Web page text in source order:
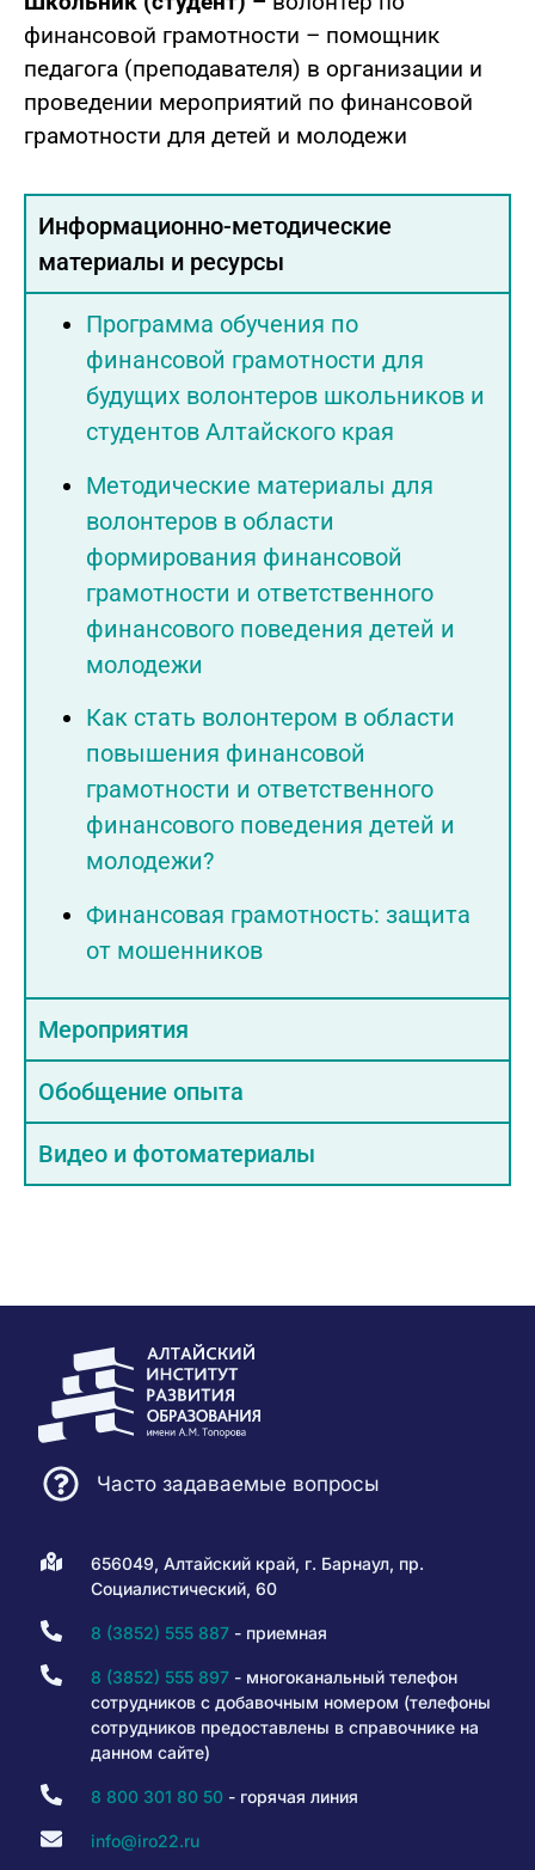
финансовой грамотности – помощник
педагога (преподавателя) в организации и
проведении мероприятий по финансовой
грамотности для детей и молодежи
Информационно-методические
материалы и ресурсы
Программа обучения по
финансовой грамотности для
будущих волонтеров школьников и
студентов Алтайского края
Методические материалы для
волонтеров в области
формирования финансовой
грамотности и ответственного
финансового поведения детей и
молодежи
Как стать волонтером в области
повышения финансовой
грамотности и ответственного
финансового поведения детей и
молодежи?
Финансовая грамотность: защита
от мошенников
Мероприятия
Обобщение опыта
Видео и фотоматериалы
Часто задаваемые вопросы
656049, Алтайский край, г. Барнаул, пр.
Социалистический, 60
8 (3852) 555 887- приемная
8 (3852) 555 897- многоканальный телефон
сотрудников с добавочным номером (телефоны
сотрудников предоставлены в справочнике на
данном сайте)
8 800 301 80 50- горячая линия
info@iro22.ru